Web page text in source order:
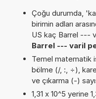
Çoğu durumda,
birimin adları
US kaç Barrel ---
Barrel --- varil
Temel matematik
bölme (/, :, ÷),
ve çıkarma (-)
1,31 x 10^5 yerine